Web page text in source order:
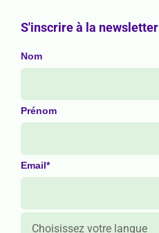
S'inscrire à la newsletter
Nom
Prénom
Email*